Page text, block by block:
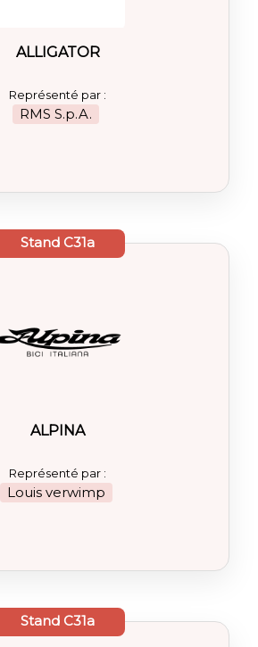
ALLIGATOR
Représenté par :
RMS S.p.A.
Stand C31a
ALPINA
Représenté par :
Louis verwimp
Stand C31a